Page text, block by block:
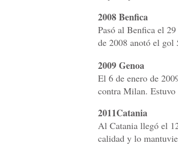
2008 Benfica
Pasó al Benfica el
de 2008 anotó el gol
2009 Genoa
El 6 de enero de
contra Milan.
2011Catania
Al Catania llegó el
calidad y lo